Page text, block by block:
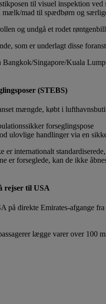
til visuel inspektion
mælk/mad til spædbørn og
og undgå et rodet
som er underlagt disse
Singapore/Kuala
(STEBS)
mængde, købt i
forseglingspose
ulovlige handlinger via en
er internationalt
er forseglede, kan de ikke
rejser til USA
på direkte Emirates-afgange
lægge varer over 100